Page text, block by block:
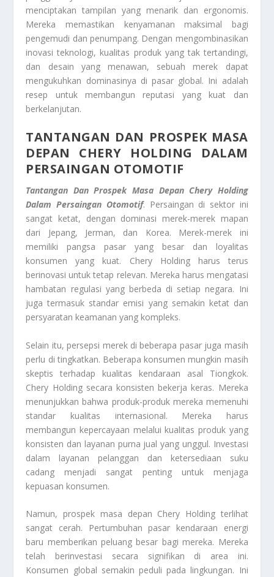
menciptakan tampilan yang menarik dan ergonomis.
Mereka memastikan kenyamanan maksimal bagi
pengemudi dan penumpang. Dengan mengombinasikan
inovasi teknologi, kualitas produk yang tak tertandingi,
dan desain yang menawan, sebuah merek dapat
mengukuhkan dominasinya di pasar global. Ini adalah
resep untuk membangun reputasi yang kuat dan
berkelanjutan.
TANTANGAN DAN PROSPEK MASA
DEPAN CHERY HOLDING DALAM
PERSAINGAN OTOMOTIF
Tantangan Dan Prospek Masa Depan Chery Holding
Dalam Persaingan Otomotif. Persaingan di sektor ini
sangat ketat, dengan dominasi merek-merek mapan
dari Jepang, Jerman, dan Korea. Merek-merek ini
memiliki pangsa pasar yang besar dan loyalitas
konsumen yang kuat. Chery Holding harus terus
berinovasi untuk tetap relevan. Mereka harus mengatasi
hambatan regulasi yang berbeda di setiap negara. Ini
juga termasuk standar emisi yang semakin ketat dan
persyaratan keamanan yang kompleks.
Selain itu, persepsi merek di beberapa pasar juga masih
perlu di tingkatkan. Beberapa konsumen mungkin masih
skeptis terhadap kualitas kendaraan asal Tiongkok.
Chery Holding secara konsisten bekerja keras. Mereka
menunjukkan bahwa produk-produk mereka memenuhi
standar kualitas internasional. Mereka harus
membangun kepercayaan melalui kualitas produk yang
konsisten dan layanan purna jual yang unggul. Investasi
dalam layanan pelanggan dan ketersediaan suku
cadang menjadi sangat penting untuk menjaga
kepuasan konsumen.
Namun, prospek masa depan Chery Holding terlihat
sangat cerah. Pertumbuhan pasar kendaraan energi
baru memberikan peluang besar bagi mereka. Mereka
telah berinvestasi secara signifikan di area ini.
Konsumen global semakin peduli pada lingkungan. Ini